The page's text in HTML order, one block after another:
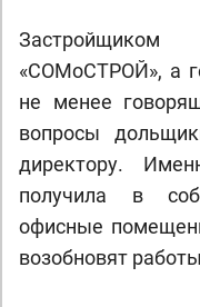
«СОМоСТРОЙ», а
не менее
вопросы
директору.
получила в
офисные
возобновят